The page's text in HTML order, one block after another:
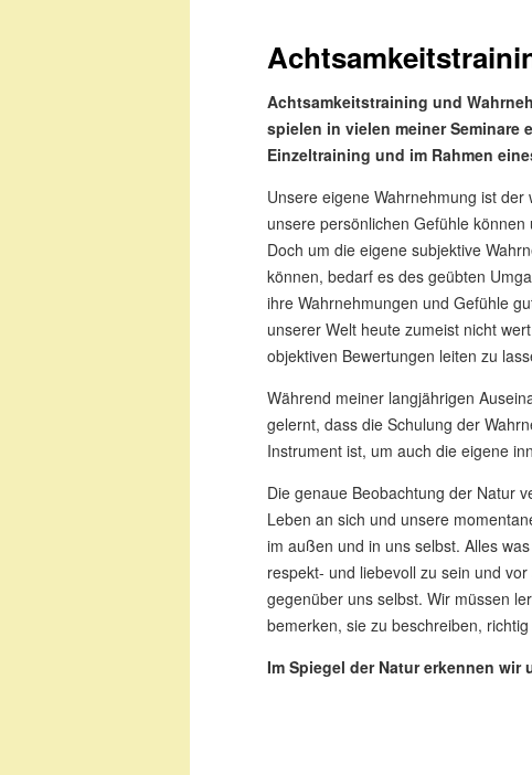
Achtsamkeitstraining und
spielen in vielen meiner Seminare
Einzeltraining und im Rahmen
Unsere eigene Wahrnehmung ist
unsere persönlichen Gefühle
Doch um die eigene subjektive
können, bedarf es des geübten
ihre Wahrnehmungen und Gefühle
unserer Welt heute zumeist nicht
objektiven Bewertungen leiten zu
Während meiner langjährigen
gelernt, dass die Schulung der
Instrument ist, um auch die eigene
Die genaue Beobachtung der Natur
Leben an sich und unsere
im außen und in uns selbst. Alles
respekt- und liebevoll zu sein und
gegenüber uns selbst. Wir müssen
bemerken, sie zu beschreiben,
Im Spiegel der Natur erkennen wir